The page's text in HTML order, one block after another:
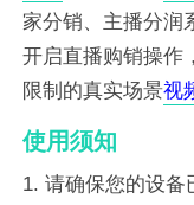
家分销、主播分润
开启直播购销操作
限制的真实场景视
使用须知
1. 请确保您的设备